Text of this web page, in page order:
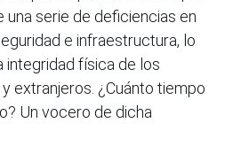
una serie de deficiencias en
e infraestructura, lo
integridad física de los
extranjeros. ¿Cuánto tiempo
Un vocero de dicha